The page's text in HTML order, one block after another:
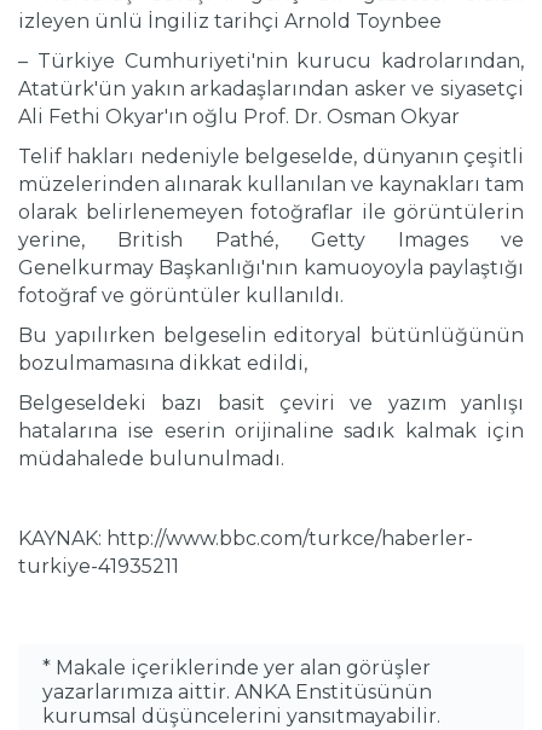
izleyen ünlü İngiliz tarihçi Arnold Toynbee
– Türkiye Cumhuriyeti'nin kurucu kadrolarından,
Atatürk'ün yakın arkadaşlarından asker ve siyasetçi
Ali Fethi Okyar'ın oğlu Prof. Dr. Osman Okyar
Telif hakları nedeniyle belgeselde, dünyanın çeşitli
müzelerinden alınarak kullanılan ve kaynakları tam
olarak belirlenemeyen fotoğraflar ile görüntülerin
yerine, British Pathé, Getty Images ve
Genelkurmay Başkanlığı'nın kamuoyoyla paylaştığı
fotoğraf ve görüntüler kullanıldı.
Bu yapılırken belgeselin editoryal bütünlüğünün
bozulmamasına dikkat edildi,
Belgeseldeki bazı basit çeviri ve yazım yanlışı
hatalarına ise eserin orijinaline sadık kalmak için
müdahalede bulunulmadı.
KAYNAK: http://www.bbc.com/turkce/haberler-
turkiye-41935211
* Makale içeriklerinde yer alan görüşler
yazarlarımıza aittir. ANKA Enstitüsünün
kurumsal düşüncelerini yansıtmayabilir.